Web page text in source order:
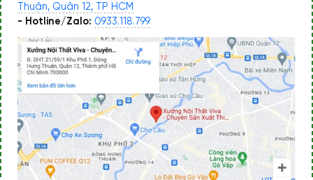
Thuận, Quận 12, TP HCM
- Hotline/Zalo: 0933.118.799